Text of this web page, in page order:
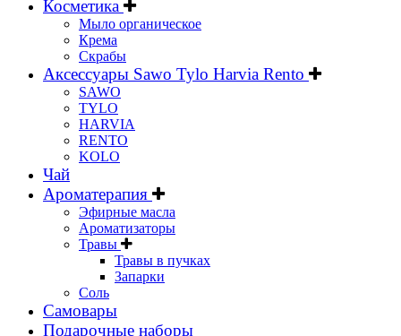
Косметика
Мыло органическое
Крема
Скрабы
Аксессуары Sawo Tylo Harvia Rento
SAWO
TYLO
HARVIA
RENTO
KOLO
Чай
Ароматерапия
Эфирные масла
Ароматизаторы
Травы
Травы в пучках
Запарки
Соль
Самовары
Подарочные наборы